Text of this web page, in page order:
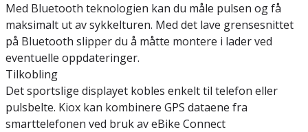
Med Bluetooth teknologien kan du måle pulsen og få
maksimalt ut av sykkelturen. Med det lave grensesnittet
på Bluetooth slipper du å måtte montere i lader ved
eventuelle oppdateringer.
Tilkobling
Det sportslige displayet kobles enkelt til telefon eller
pulsbelte. Kiox kan kombinere GPS dataene fra
smarttelefonen ved bruk av eBike Connect